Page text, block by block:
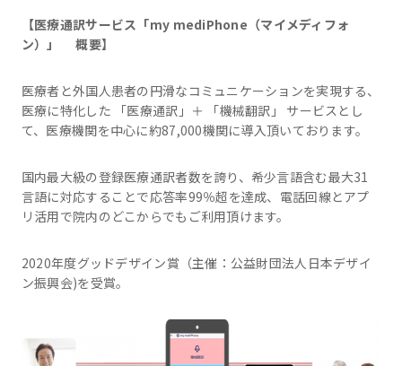
【医療通訳サービス「my mediPhone（マイメディフォ
ン）」 概要】
医療者と外国人患者の円滑なコミュニケーションを実現する、
医療に特化した 「医療通訳」＋ 「機械翻訳」 サービスとし
て、医療機関を中心に約87,000機関に導入頂いております。
国内最大級の登録医療通訳者数を誇り、希少言語含む最大31
言語に対応することで応答率99％超を達成、電話回線とアプ
リ活用で院内のどこからでもご利用頂けます。
2020年度グッドデザイン賞（主催：公益財団法人日本デザイ
ン振興会)を受賞。